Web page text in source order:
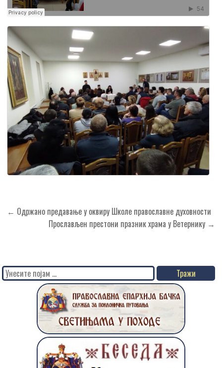
Кретање
чланка
← Одржано предавањe у оквиру Школе православне духовности
Прослављен престони празник храма у Ветернику →
Search
for: